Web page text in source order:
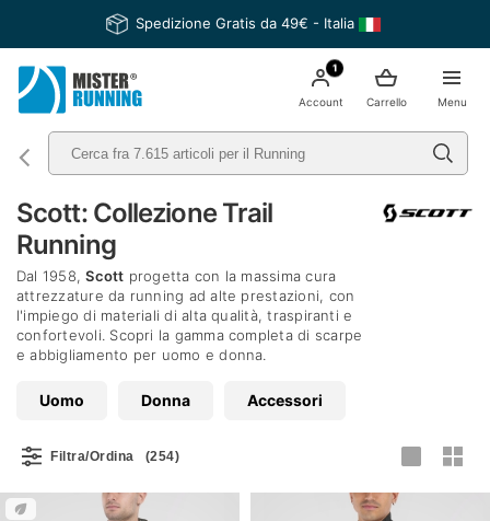
Spedizione Gratis da 49€ - Italia
Menu
Carrello
1
Account
Scott: Collezione Trail
Running
Dal 1958,Scott progetta con la massima cura
attrezzature da running ad alte prestazioni, con
l'impiego di materiali di alta qualità, traspiranti e
confortevoli. Scopri la gamma completa di scarpe
e abbigliamento per uomo e donna.
Uomo Donna Accessori
Filtra/Ordina (254)